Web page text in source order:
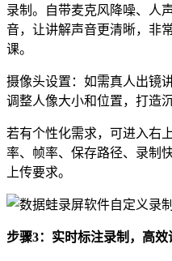
录制。自带麦克风降噪、人
音，让讲解声音更清晰，非
课。
摄像头设置：如需真人出镜
调整人像大小和位置，打造
若有个性化需求，可进入右
率、帧率、保存路径、录制
上传要求。
步骤3：实时标注录制，高效